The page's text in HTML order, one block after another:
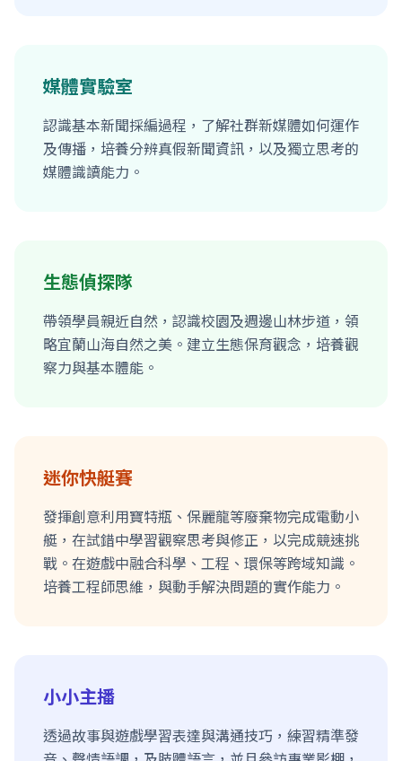
媒體實驗室
認識基本新聞採編過程，了解社群新媒體如何運作
及傳播，培養分辨真假新聞資訊，以及獨立思考的
媒體識讀能力。
生態偵探隊
帶領學員親近自然，認識校園及週邊山林步道，領
略宜蘭山海自然之美。建立生態保育觀念，培養觀
察力與基本體能。
迷你快艇賽
發揮創意利用寶特瓶、保麗龍等廢棄物完成電動小
艇，在試錯中學習觀察思考與修正，以完成競速挑
戰。在遊戲中融合科學、工程、環保等跨域知識。
培養工程師思維，與動手解決問題的實作能力。
小小主播
透過故事與遊戲學習表達與溝通技巧，練習精準發